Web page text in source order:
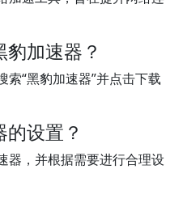
加速器？
“黑豹加速器”并点击下载
设置？
器，并根据需要进行合理设